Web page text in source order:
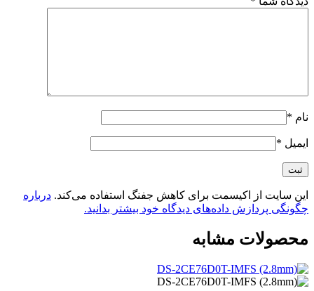
نام *
ایمیل *
این سایت از اکیسمت برای کاهش جفنگ استفاده می‌کند. درباره
چگونگی پردازش داده‌های دیدگاه خود بیشتر بدانید.
محصولات مشابه